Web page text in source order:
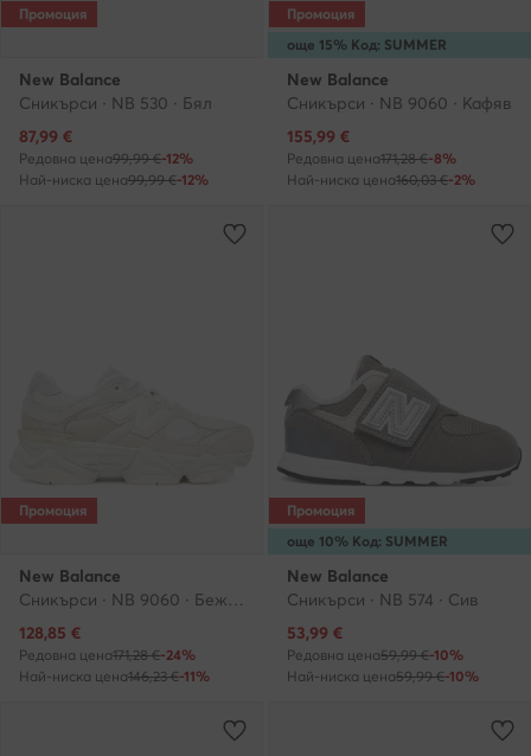
Промоция
New Balance
Сникърси · NB 530 · Бял
Актуална цена
87,99 €
Редовна цена99,99 €-12%
Най-ниска цена99,99 €-12%
още 15% Код: SUMMER
Промоция
New Balance
Сникърси · NB 9060 · Кафяв
Актуална цена
155,99 €
Редовна цена171,28 €-8%
Най-ниска цена160,03 €-2%
Промоция
New Balance
Сникърси · NB 9060 · Бежов
Актуална цена
128,85 €
Редовна цена171,28 €-24%
Най-ниска цена146,23 €-11%
още 10% Код: SUMMER
Промоция
New Balance
Сникърси · NB 574 · Сив
Актуална цена
53,99 €
Редовна цена59,99 €-10%
Най-ниска цена59,99 €-10%